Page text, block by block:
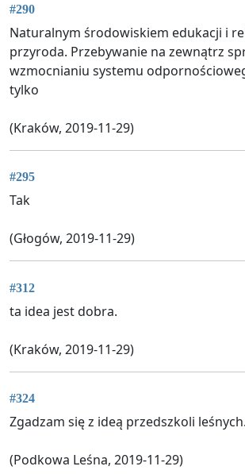
#290
Naturalnym środowiskiem edukacji i
przyroda. Przebywanie na zewnątrz
wzmocnianiu systemu
tylko
(Kraków, 2019-11-29)
#295
Tak
(Głogów, 2019-11-29)
#312
ta idea jest dobra.
(Kraków, 2019-11-29)
#324
Zgadzam się z ideą przedszkoli leśnych.
(Podkowa Leśna, 2019-11-29)